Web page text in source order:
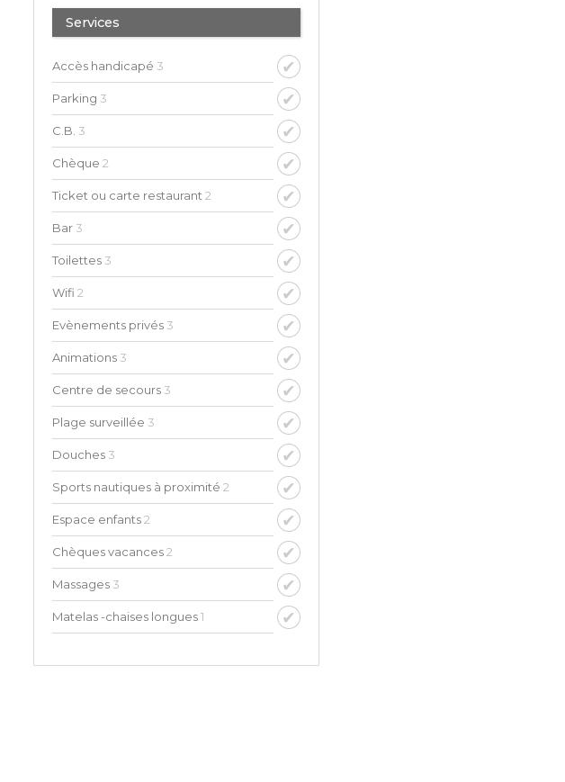
Services
Accès handicapé 3
Parking 3
C.B. 3
Chèque 2
Ticket ou carte restaurant 2
Bar 3
Toilettes 3
Wifi 2
Evènements privés 3
Animations 3
Centre de secours 3
Plage surveillée 3
Douches 3
Sports nautiques à proximité 2
Espace enfants2
Chèques vacances2
Massages 3
Matelas -chaises longues1